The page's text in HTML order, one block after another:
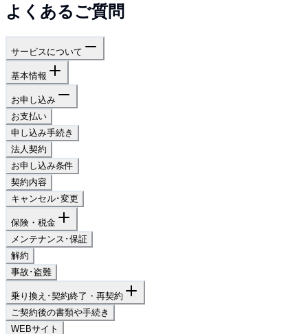
よくあるご質問
サービスについて
基本情報
お申し込み
お支払い
申し込み手続き
法人契約
お申し込み条件
契約内容
キャンセル･変更
保険・税金
メンテナンス･保証
解約
事故･盗難
乗り換え･契約終了・再契約
ご契約後の書類や手続き
WEBサイト